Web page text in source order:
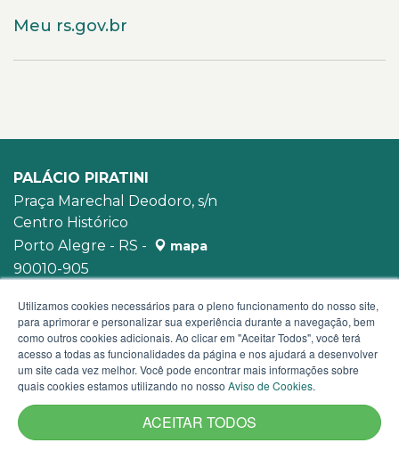
Meu rs.gov.br
PALÁCIO PIRATINI
Praça Marechal Deodoro, s/n
Centro Histórico
Porto Alegre - RS -
mapa
90010-905
Utilizamos cookies necessários para o pleno funcionamento do nosso site,
para aprimorar e personalizar sua experiência durante a navegação, bem
como outros cookies adicionais. Ao clicar em "Aceitar Todos", você terá
acesso a todas as funcionalidades da página e nos ajudará a desenvolver
um site cada vez melhor. Você pode encontrar mais informações sobre
quais cookies estamos utilizando no nosso Aviso de Cookies.
ACEITAR TODOS